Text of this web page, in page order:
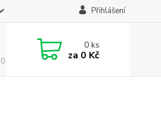
Přihlášení
0ks
za 0 Kč